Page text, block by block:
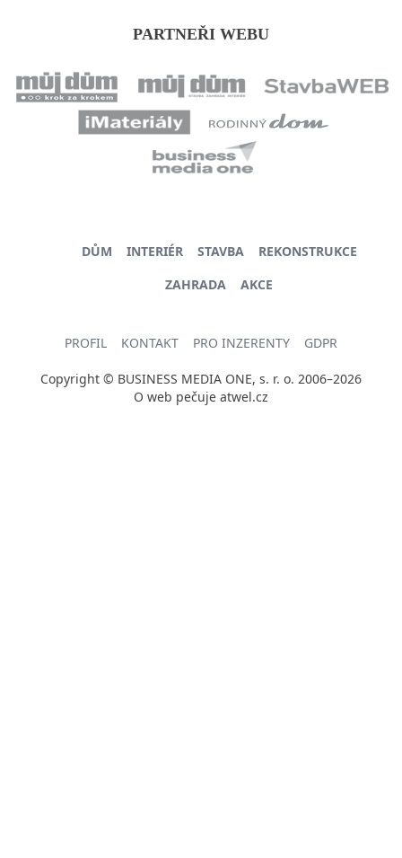
PARTNEŘI WEBU
DŮM INTERIÉR STAVBA
REKONSTRUKCE
ZAHRADA
AKCE
PROFIL KONTAKT PRO INZERENTY GDPR
Copyright © BUSINESS MEDIA ONE, s. r. o. 2006–2026